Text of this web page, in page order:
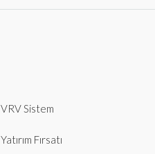
VRV Sistem
Yatırım Fırsatı